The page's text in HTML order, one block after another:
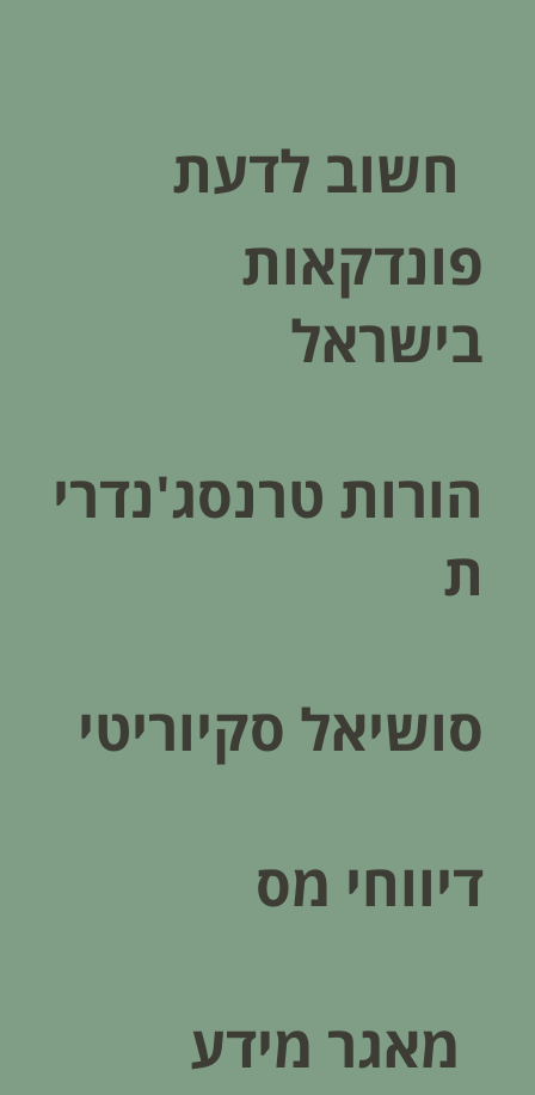
חשוב לדעת
פונדקאות
בישראל
הורות טרנסג'נדרי
ת
סושיאל סקיוריטי
דיווחי מס
מאגר מידע